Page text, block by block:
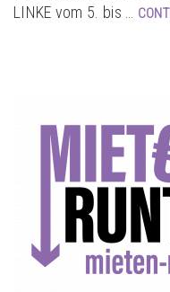
LINKE vom 5. bis …